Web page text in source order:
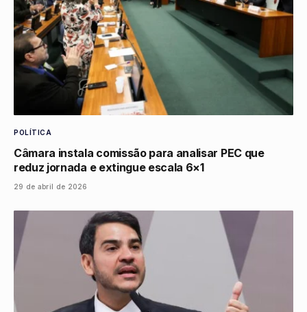
POLÍTICA
Câmara instala comissão para analisar PEC que
reduz jornada e extingue escala 6×1
29 de abril de 2026